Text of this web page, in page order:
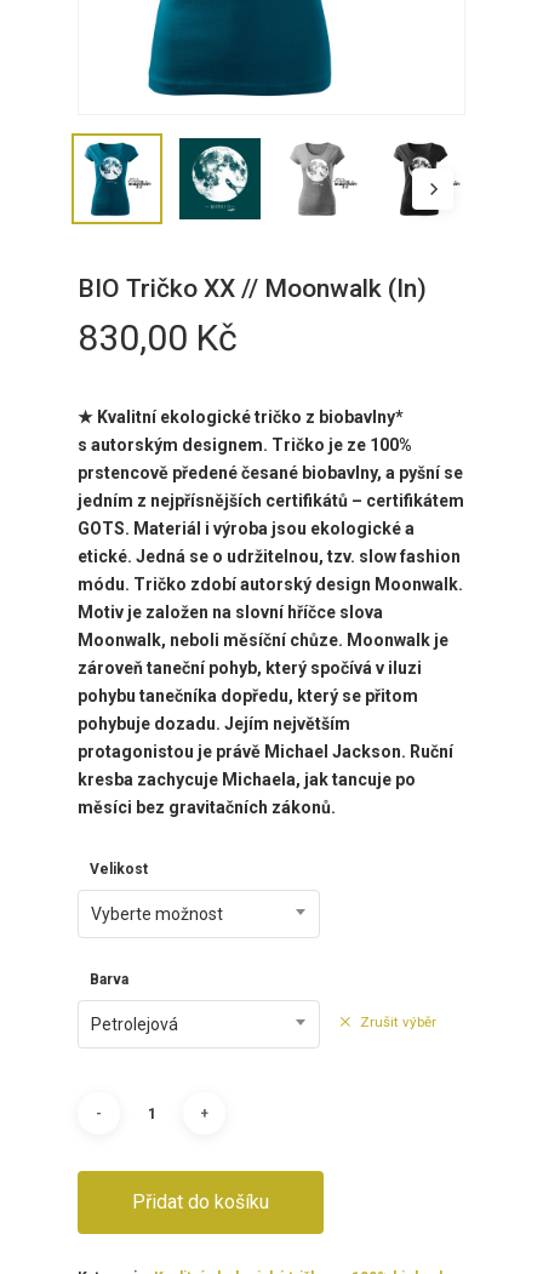
BIO Tričko XX // Moonwalk (In)
830,00 Kč
★ Kvalitní ekologické tričko z biobavlny*
s autorským designem. Tričko je ze 100%
prstencově předené česané biobavlny, a pyšní se
jedním z nejpřísnějších certifikátů – certifikátem
GOTS. Materiál i výroba jsou ekologické a
etické. Jedná se o udržitelnou, tzv. slow fashion
módu. Tričko zdobíautorský design Moonwalk.
Motiv je založen na slovní hříčce slova
Moonwalk, neboli měsíční chůze. Moonwalk je
zároveň taneční pohyb, který spočívá v iluzi
pohybu tanečníka dopředu, který se přitom
pohybuje dozadu. Jejím největším
protagonistou je právě Michael Jackson. Ruční
kresba zachycuje Michaela, jak tancuje po
měsíci bez gravitačních zákonů.
Velikost
Vyberte možnost
Barva
Petrolejová Zrušit výběr
Přidat do košíku